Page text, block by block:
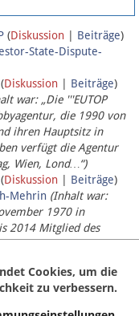
(Diskussion Beiträge)
State-Dispute-
(Diskussion Beiträge)
war: „Die '''EUTOP
die 1990 von
ihren Hauptsitz in
verfügt die Agentur
Wien, Lond…“)
(Diskussion Beiträge)
Mehrin (Inhalt war:
1970 in
2014 Mitglied des
2014 ist sie für
Cookies, um die
zu verbessern.